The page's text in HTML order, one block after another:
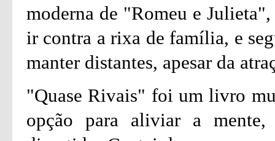
moderna de "Romeu e
ir contra a rixa de família, e
manter distantes, apesar da
"Quase Rivais" foi um livro
opção para aliviar a